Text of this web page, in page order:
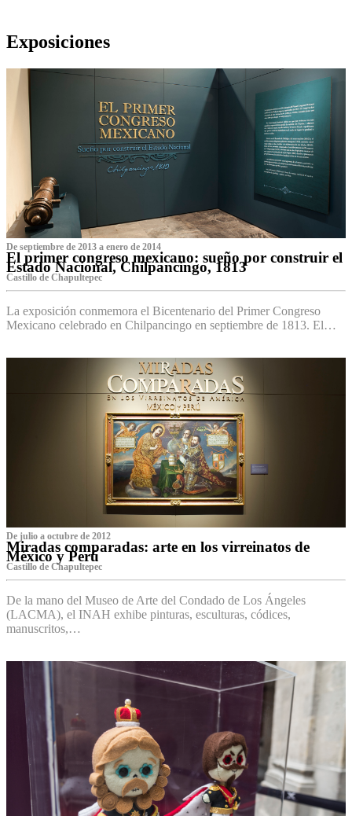
Exposiciones
De septiembre de 2013 a enero de 2014
El primer congreso mexicano: sueño por construir el
Estado Nacional, Chilpancingo, 1813
Castillo de Chapultepec
La exposición conmemora el Bicentenario del Primer Congreso
Mexicano celebrado en Chilpancingo en septiembre de 1813. El…
De julio a octubre de 2012
Miradas comparadas: arte en los virreinatos de
México y Perú
Castillo de Chapultepec
De la mano del Museo de Arte del Condado de Los Ángeles
(LACMA), el INAH exhibe pinturas, esculturas, códices,
manuscritos,…